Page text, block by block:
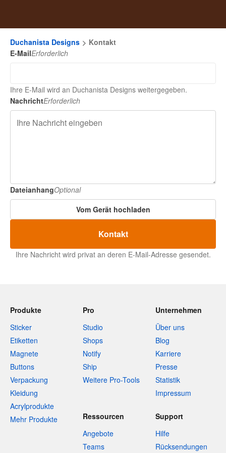
Duchanista Designs
Kontakt
E-MailErforderlich
Ihre E-Mail wird an Duchanista Designs weitergegeben.
NachrichtErforderlich
DateianhangOptional
Vom Gerät hochladen
Kontakt
Ihre Nachricht wird privat an deren E-Mail-Adresse gesendet.
Produkte
Sticker
Etiketten
Magnete
Buttons
Verpackung
Kleidung
Acrylprodukte
Mehr Produkte
Pro
Studio
Shops
Notify
Ship
Weitere Pro-Tools
Unternehmen
Über uns
Blog
Karriere
Presse
Statistik
Impressum
Ressourcen
Angebote
Teams
Support
Hilfe
Rücksendungen